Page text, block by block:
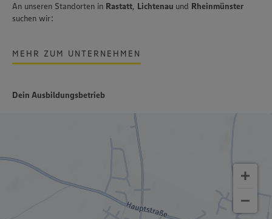
An unseren Standorten in Rastatt, Lichtenau und Rheinmünster
suchen wir:
MEHR ZUM UNTERNEHMEN
Dein Ausbildungsbetrieb